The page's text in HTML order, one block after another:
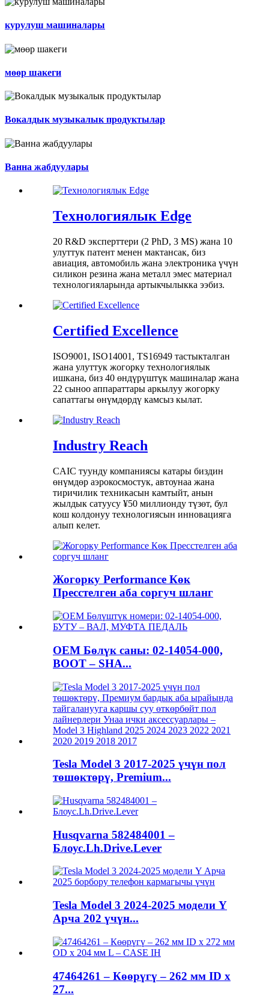
курулуш машиналары
мөөр шакеги
Вокалдык музыкалык продуктылар
Ванна жабдуулары
Технологиялык Edge
20 R&D эксперттери (2 PhD, 3 MS) жана 10
улуттук патент менен мактансак, биз
авиация, автомобиль жана электроника үчүн
силикон резина жана металл эмес материал
технологияларында артыкчылыкка ээбиз.
Certified Excellence
ISO9001, ISO14001, TS16949 тастыкталган
жана улуттук жогорку технологиялык
ишкана, биз 40 өндүрүштүк машиналар жана
22 сыноо аппараттары аркылуу жогорку
сапаттагы өнүмдөрдү камсыз кылат.
Industry Reach
CAIC туунду компаниясы катары биздин
өнүмдөр аэрокосмостук, автоунаа жана
тиричилик техникасын камтыйт, анын
жылдык сатуусу ¥50 миллионду түзөт, бул
кош колдонуу технологиясын инновацияга
алып келет.
Жогорку Performance Көк
Пресстелген аба соргуч шланг
OEM Бөлүк саны: 02-14054-000,
BOOT – SHA...
Tesla Model 3 2017-2025 үчүн пол
төшөктөрү, Premium...
Husqvarna 582484001 –
Блоус.Lh.Drive.Lever
Tesla Model 3 2024-2025 модели Y
Арча 202 үчүн...
47464261 – Көөрүгү – 262 мм ID x
27...